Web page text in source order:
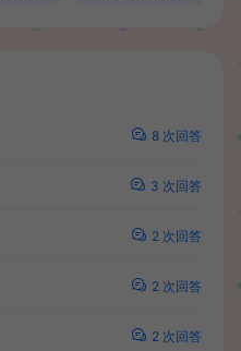
8 次回答
3 次回答
2 次回答
2 次回答
2 次回答